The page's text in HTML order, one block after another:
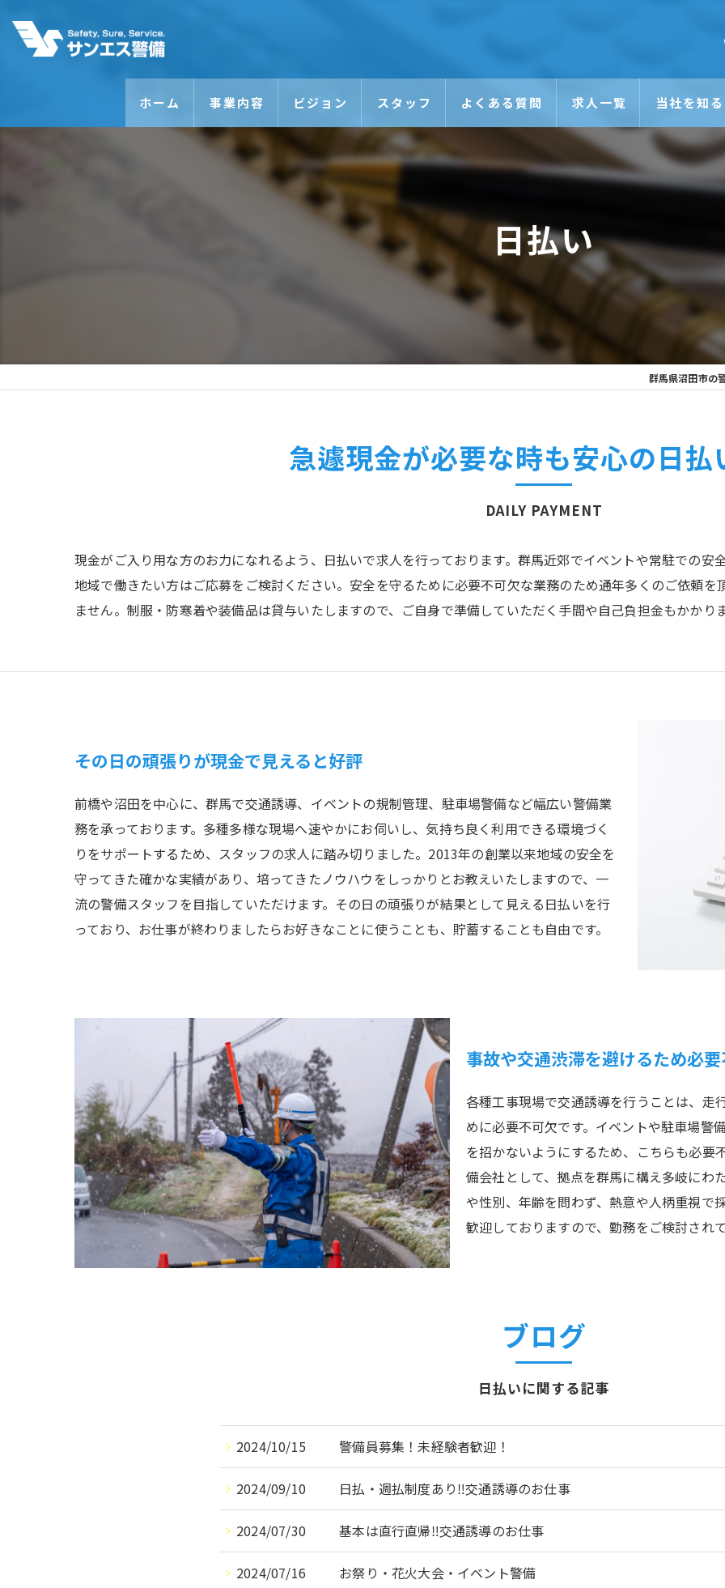
ホーム 事業内容 ビジョン スタッフ よくある質問 求人一覧 当社を知る
未経験
正社員
アルバイト
Wワーク
日払い
群馬県沼田市の
急遽現金が必要な時も安心の日払
DAILY PAYMENT
現金がご入り用な方のお力になれるよう、日払いで求人を行っております。群馬近郊でイベントや常駐での安
地域で働きたい方はご応募をご検討ください。安全を守るために必要不可欠な業務のため通年多くのご依頼
ません。制服・防寒着や装備品は貸与いたしますので、ご自身で準備していただく手間や自己負担金もかかり
その日の頑張りが現金で見えると好評
前橋や沼田を中心に、群馬で交通誘導、イベントの規制管理、駐車場警備など幅広い警備業
務を承っております。多種多様な現場へ速やかにお伺いし、気持ち良く利用できる環境づく
りをサポートするため、スタッフの求人に踏み切りました。2013年の創業以来地域の安全を
守ってきた確かな実績があり、培ってきたノウハウをしっかりとお教えいたしますので、一
流の警備スタッフを目指していただけます。その日の頑張りが結果として見える日払いを行
っており、お仕事が終わりましたらお好きなことに使うことも、貯蓄することも自由です。
事故や交通渋滞を避けるため必
各種工事現場で交通誘導を行うことは、走
めに必要不可欠です。イベントや駐車場警
を招かないようにするため、こちらも必要
備会社として、拠点を群馬に構え多岐にわ
や性別、年齢を問わず、熱意や人柄重視で
歓迎しておりますので、勤務をご検討され
ブログ
日払いに関する記事
2024/10/15 警備員募集！未経験者歓迎！
2024/09/10 日払・週払制度あり‼交通誘導のお仕事
2024/07/30 基本は直行直帰‼交通誘導のお仕事
2024/07/16 お祭り・花火大会・イベント警備